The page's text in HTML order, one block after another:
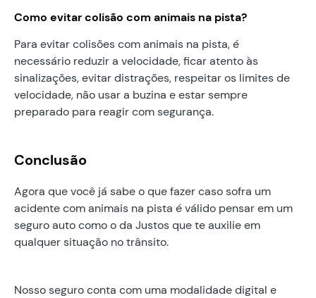
Como evitar colisão com animais na pista?
Para evitar colisões com animais na pista, é
necessário reduzir a velocidade, ficar atento às
sinalizações, evitar distrações, respeitar os limites de
velocidade, não usar a buzina e estar sempre
preparado para reagir com segurança.
Conclusão
Agora que você já sabe o que fazer caso sofra um
acidente com animais na pista é válido pensar em um
seguro auto como o da Justos que te auxilie em
qualquer situação no trânsito.
Nosso seguro conta com uma modalidade digital e